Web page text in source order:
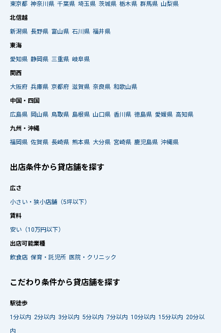
東京都 神奈川県 千葉県 埼玉県 茨城県 栃木県 群馬県 山梨県
北信越
新潟県 長野県 富山県 石川県 福井県
東海
愛知県 静岡県 三重県 岐阜県
関西
大阪府 兵庫県 京都府 滋賀県 奈良県 和歌山県
中国・四国
広島県 岡山県 鳥取県 島根県 山口県 香川県 徳島県 愛媛県 高知県
九州・沖縄
福岡県 佐賀県 長崎県 熊本県 大分県 宮崎県 鹿児島県 沖縄県
出店条件から貸店舗を探す
広さ
小さい・狭小店舗（5坪以下）
賃料
安い（10万円以下）
出店可能業種
飲食店 保育・託児所 医院・クリニック
こだわり条件から貸店舗を探す
駅徒歩
1分以内 2分以内 3分以内 5分以内 7分以内 10分以内 15分以内 20分以
内